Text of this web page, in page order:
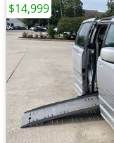
$14,999